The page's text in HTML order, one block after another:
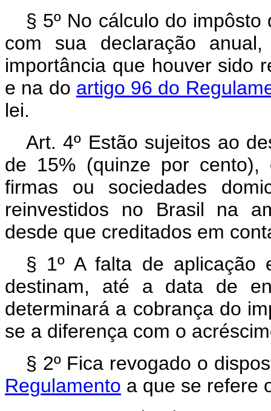
§ 5º No cálculo do
com sua declaração
importância que houver sido
e na do artigo 96 do
lei.
Art. 4º Estão sujeitos ao
de 15% (quinze por
firmas ou sociedades
reinvestidos no Brasil na
desde que creditados em
§ 1º A falta de
destinam, até a data de
determinará a cobrança do
se a diferença com o
§ 2º Fica revogado o
Regulamento a que se refere